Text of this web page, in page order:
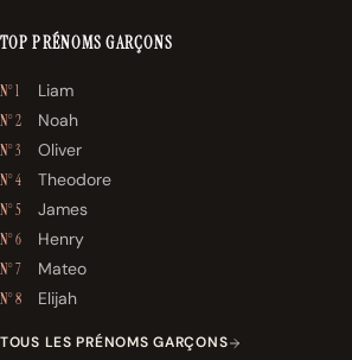
TOP PRÉNOMS GARÇONS
N° 1 Liam
N° 2 Noah
N° 3 Oliver
N° 4 Theodore
N° 5 James
N° 6 Henry
N° 7 Mateo
N° 8 Elijah
TOUS LES PRÉNOMS GARÇONS